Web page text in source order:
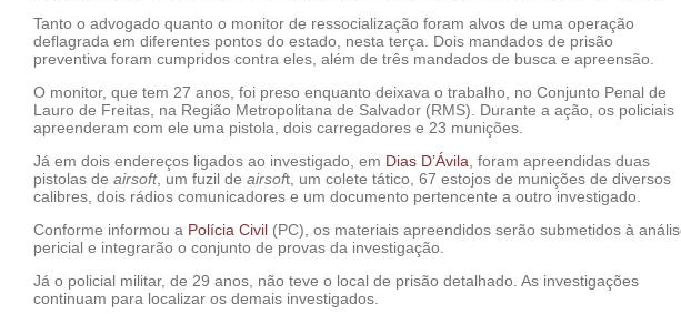
Tanto o advogado quanto o monitor de ressocialização foram alvos de uma operação
deflagrada em diferentes pontos do estado, nesta terça. Dois mandados de prisão
preventiva foram cumpridos contra eles, além de três mandados de busca e apreensão.
O monitor, que tem 27 anos, foi preso enquanto deixava o trabalho, no Conjunto Penal de
Lauro de Freitas, na Região Metropolitana de Salvador (RMS). Durante a ação, os policiais
apreenderam com ele uma pistola, dois carregadores e 23 munições.
Já em dois endereços ligados ao investigado, em Dias D’Ávila , foram apreendidas duas
pistolas de airsoft, um fuzil de airsoft, um colete tático, 67 estojos de munições de diversos
calibres, dois rádios comunicadores e um documento pertencente a outro investigado.
Conforme informou a Polícia Civil (PC), os materiais apreendidos serão submetidos à
pericial e integrarão o conjunto de provas da investigação.
Já o policial militar, de 29 anos, não teve o local de prisão detalhado. As investigações
continuam para localizar os demais investigados.